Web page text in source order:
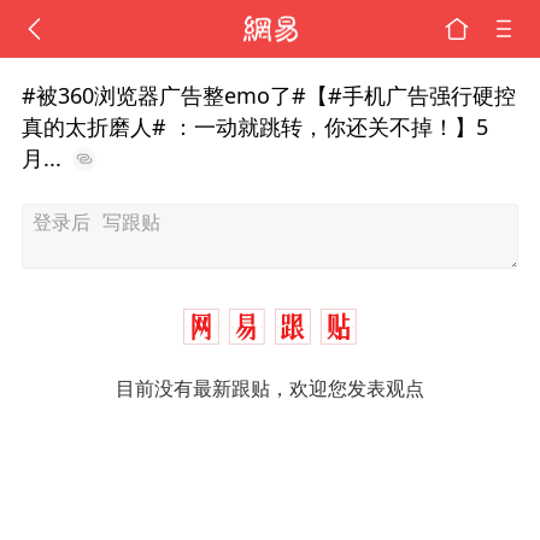
#被360浏览器广告整emo了#【#手机广告强行硬控
真的太折磨人# ：一动就跳转，你还关不掉！】5
月...
目前没有最新跟贴，欢迎您发表观点